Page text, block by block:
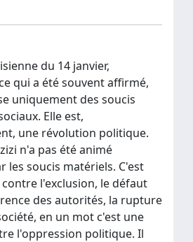
du 14 janvier,
qui a été souvent affirmé,
uniquement des soucis
Elle est,
une révolution politique.
n'a pas été animé
les soucis matériels. C'est
l'exclusion, le défaut
des autorités, la rupture
en un mot c'est une
l'oppression politique. Il